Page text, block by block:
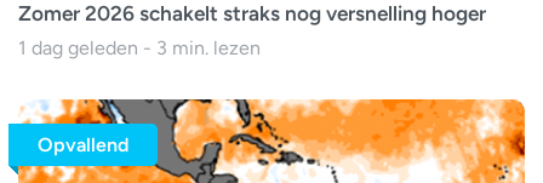
Zomer 2026 schakelt straks nog versnelling hoger
1 dag geleden - 3 min. lezen
Opvallend